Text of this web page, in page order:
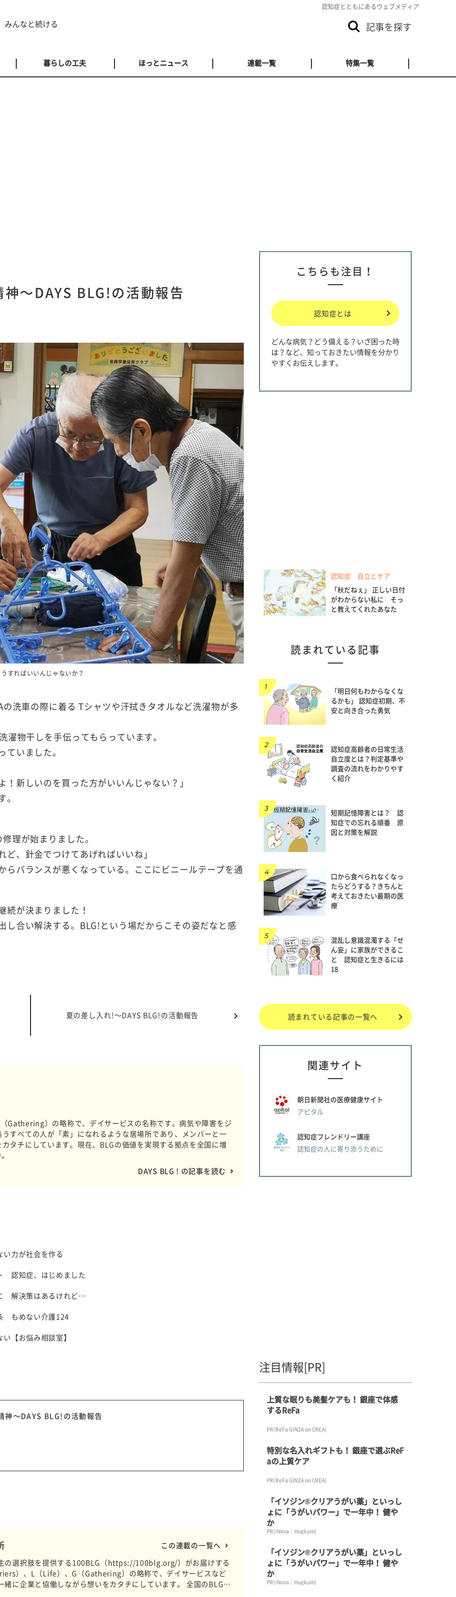
認知症とともにあるウェブメディア
んなと続ける 記事を探す
暮らしの工夫 ほっとニュース 連載一覧 特集一覧
～DAYS BLG!の活動報告
すればいいんじゃないか？
洗車の際に着る Tシャツや汗拭きタオルなど洗濯物が多
物干しを手伝ってもらっています。
いました。
新しいのを買った方がいいんじゃない？」
理が始まりました。
、針金でつけてあげればいいね」
バランスが悪くなっている。ここにビニールテープを通
続が決まりました！
し合い解決する。BLG!という場だからこその姿だなと感
夏の差し入れ!～DAYS BLG!の活動報告
Gathering）の略称で、デイサービスの名称です。病気や障害をジ
すべての人が「素」になれるような居場所であり、メンバーと一
タチにしています。現在、BLGの価値を実現する拠点を全国に増
DAYS BLG ! の記事を読む
力が社会を作る
認知症、はじめました
解決策はあるけれど…
もめない介護124
【お悩み相談室】
神～DAYS BLG!の活動報告
の選択肢を提供する100BLG（https://100blg.org/）がお届けする
）、L（Life）、G（Gathering）の略称で、デイサービスなど
緒に企業と協働しながら想いをカタチにしています。 全国のBLGの
この連載の一覧へ
こちらも注目！
認知症とは
どんな病気？どう備える？いざ困った時
は？など、知っておきたい情報を分かり
やすくお伝えします。
認知症 自立とケア
「秋だねぇ」 正しい日付
がわからない私に そっ
と教えてくれたあなた
読まれている記事
「明日何もわからなくな
るかも」 認知症初期、不
安と向き合った勇気
認知症高齢者の日常生活
自立度とは？判定基準や
調査の流れをわかりやす
く紹介
短期記憶障害とは？ 認
知症での忘れる順番 原
因と対策を解説
口から食べられなくなっ
たらどうする？きちんと
考えておきたい最期の医
療
混乱し意識混濁する「せ
ん妄」に家族ができるこ
と 認知症と生きるには
18
読まれている記事の一覧へ
関連サイト
朝日新聞社の医療健康サイト
アピタル
認知症フレンドリー講座
認知症の人に寄り添うために
注目情報[PR]
上質な眠りも美髪ケアも！ 銀座で体感
するReFa
PR(ReFa GINZA on CREA)
特別な名入れギフトも！ 銀座で選ぶReF
aの上質ケア
PR(ReFa GINZA on CREA)
「イソジン®クリアうがい薬」といっし
ょに「うがいパワー」で一年中！ 健や
か
PR(iNova｜Hugkum)
「イソジン®クリアうがい薬」といっし
ょに「うがいパワー」で一年中！ 健や
か
PR(iNova｜Hugkum)